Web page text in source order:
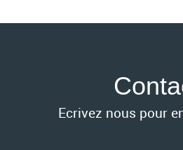
Ecrivez nous pour